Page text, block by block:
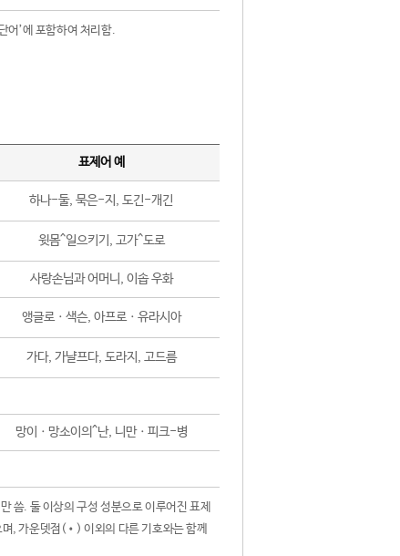
어’에 포함하여 처리함.
표제어 예
하나-둘, 묵은-지, 도긴-개긴
윗몸^일으키기, 고가^도로
사랑손님과 어머니, 이솝 우화
앵글로ㆍ색슨, 아프로ㆍ유라시아
가다, 가냘프다, 도라지, 고드름
망이ㆍ망소이의^난, 니만ㆍ피크-병
씀. 둘 이상의 구성 성분으로 이루어진 표제
, 가운뎃점(•) 이외의 다른 기호와는 함께